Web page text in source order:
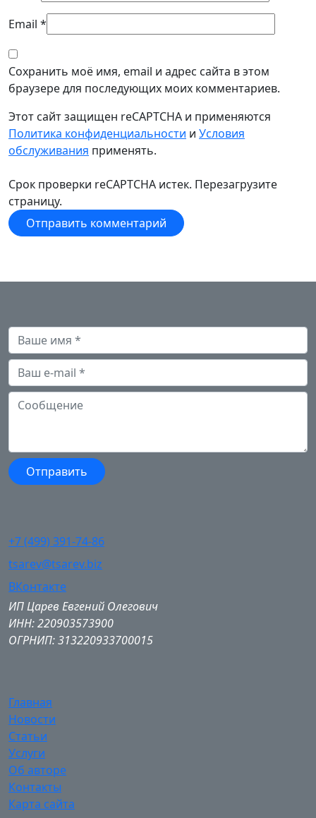
Email *
Сохранить моё имя, email и адрес сайта в этом
браузере для последующих моих комментариев.
Этот сайт защищен reCAPTCHA и применяются
Политика конфиденциальности и Условия
обслуживания применять.
Срок проверки reCAPTCHA истек. Перезагрузите
страницу.
+7 (499) 391-74-86
tsarev@tsarev.biz
ВКонтакте
ИП Царев Евгений Олегович
ИНН: 220903573900
ОГРНИП: 313220933700015
Главная
Новости
Статьи
Услуги
Об авторе
Контакты
Карта сайта